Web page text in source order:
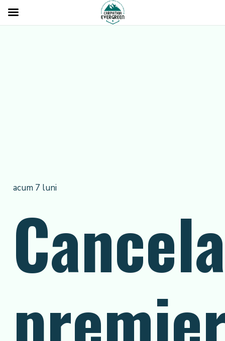
acum 7 luni